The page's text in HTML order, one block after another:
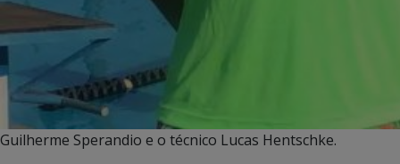
Guilherme Sperandio e o técnico Lucas Hentschke.